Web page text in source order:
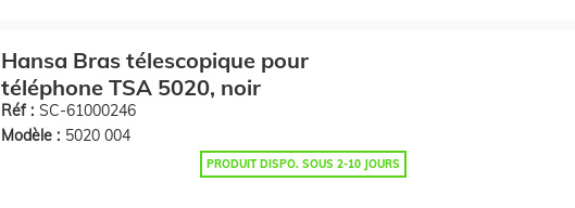
Hansa Bras télescopique pour
téléphone TSA 5020, noir
Réf : SC-61000246
Modèle : 5020 004
PRODUIT DISPO. SOUS 2-10 JOURS